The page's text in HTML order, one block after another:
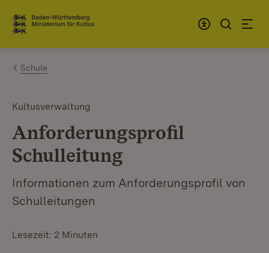
Zum Inhalt springen
Link zur Startseite
Schule
Kultusverwaltung
Anforderungsprofil
Schulleitung
Informationen zum Anforderungsprofil von
Schulleitungen
Lesezeit: 2 Minuten